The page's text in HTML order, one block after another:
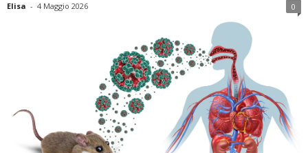
Elisa - 4 Maggio 2026 0